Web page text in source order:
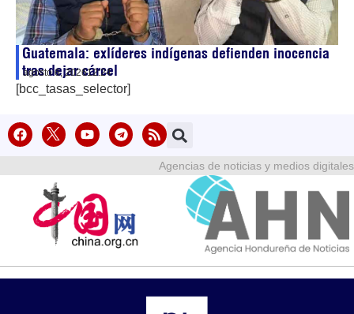
Guatemala: exlíderes indígenas defienden inocencia
tras dejar cárcel
agosto 6, 202612:24
[bcc_tasas_selector]
Agencias de noticias y medios digitales